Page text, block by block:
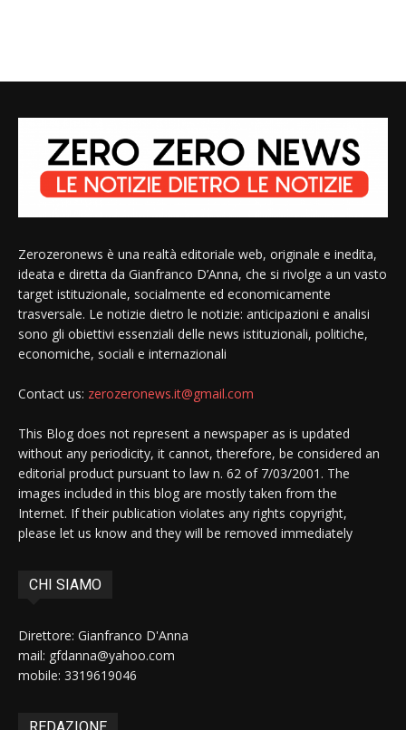
Zerozeronews è una realtà editoriale web, originale e inedita,
ideata e diretta da Gianfranco D’Anna, che si rivolge a un vasto
target istituzionale, socialmente ed economicamente
trasversale. Le notizie dietro le notizie: anticipazioni e analisi
sono gli obiettivi essenziali delle news istituzionali, politiche,
economiche, sociali e internazionali
Contact us: zerozeronews.it@gmail.com
This Blog does not represent a newspaper as is updated
without any periodicity, it cannot, therefore, be considered an
editorial product pursuant to law n. 62 of 7/03/2001. The
images included in this blog are mostly taken from the
Internet. If their publication violates any rights copyright,
please let us know and they will be removed immediately
CHI SIAMO
Direttore: Gianfranco D'Anna
mail: gfdanna@yahoo.com
mobile: 3319619046